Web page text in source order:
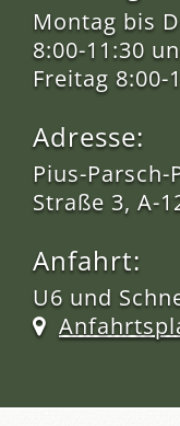
Montag bis
8:00-11:30
Freitag 8:00-
Adresse:
Pius-
Straße 3, A-
Anfahrt:
U6 und